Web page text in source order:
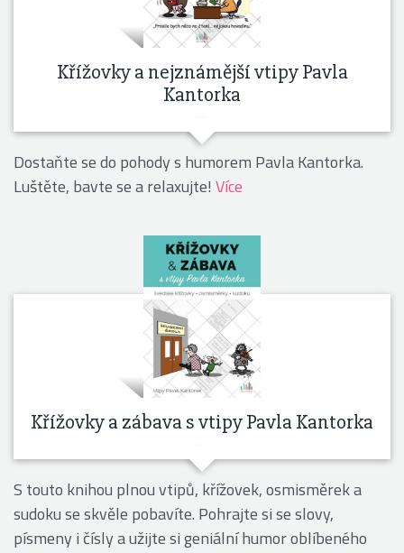
Křížovky a nejznámější vtipy Pavla
Kantorka
Dostaňte se do pohody s humorem Pavla Kantorka.
Luštěte, bavte se a relaxujte! Více
Křížovky a zábava s vtipy Pavla Kantorka
S touto knihou plnou vtipů, křížovek, osmisměrek a
sudoku se skvěle pobavíte. Pohrajte si se slovy,
písmeny i čísly a užijte si geniální humor oblíbeného